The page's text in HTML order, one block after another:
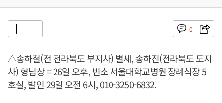
0
△송하철(전 전라북도 부지사) 별세, 송하진(전라북도 도지
사) 형님상 = 26일 오후, 빈소 서울대학교병원 장례식장 5
호실, 발인 29일 오전 6시, 010-3250-6832.